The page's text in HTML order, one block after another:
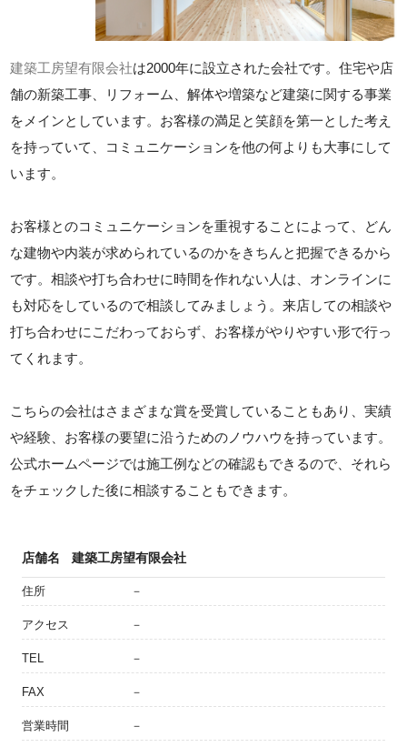
建築工房望有限会社は2000年に設立された会社です。住宅や店
舗の新築工事、リフォーム、解体や増築など建築に関する事業
をメインとしています。お客様の満足と笑顔を第一とした考え
を持っていて、コミュニケーションを他の何よりも大事にして
います。
お客様とのコミュニケーションを重視することによって、どん
な建物や内装が求められているのかをきちんと把握できるから
です。相談や打ち合わせに時間を作れない人は、オンラインに
も対応をしているので相談してみましょう。来店しての相談や
打ち合わせにこだわっておらず、お客様がやりやすい形で行っ
てくれます。
こちらの会社はさまざまな賞を受賞していることもあり、実績
や経験、お客様の要望に沿うためのノウハウを持っています。
公式ホームページでは施工例などの確認もできるので、それら
をチェックした後に相談することもできます。
店舗名 建築工房望有限会社
住所 －
アクセス －
TEL －
FAX －
営業時間 －